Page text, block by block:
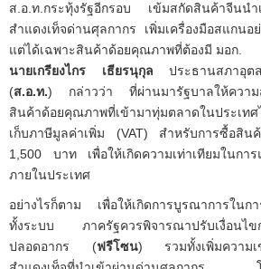
ส.อ.ท.กระทุ้งรัฐอีกรอบ เข้มสกัดสินค้าจีนน
สำแดงเท็จด่านศุลกากร เพิ่มเครื่องมือสแกน
แต่ได้เฉพาะสินค้าด้อยคุณภาพที่ต้องมี มอก.
นายเกรียงไกร เธียรนุกุล ประธานสภาอุตส
(ส.อ.ท.) กล่าวว่า ที่ผ่านมารัฐบาลให้ความ
สินค้าด้อยคุณภาพที่เข้ามาทุ่มตลาดในประเท
เก็บภาษีมูลค่าเพิ่ม (VAT) สำหรับการซื้อสิน
1,500 บาท เพื่อให้เกิดความเท่าเทียมในกา
ภายในประเทศ
อย่างไรก็ตาม เพื่อให้เกิดการบูรณาการในก
ทั้งระบบ ภาครัฐควรพิจารณาปรับเงื่อนไข
ปลอดอากร (ฟรีโซน) รวมทั้งเพิ่มความเ